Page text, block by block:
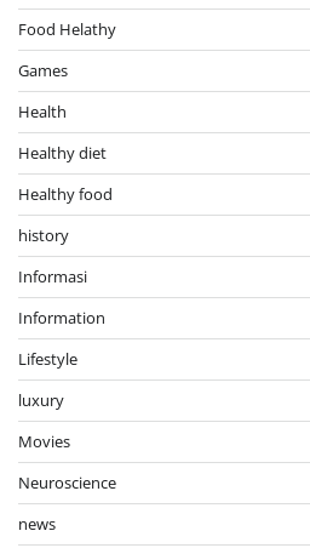
Food Helathy
Games
Health
Healthy diet
Healthy food
history
Informasi
Information
Lifestyle
luxury
Movies
Neuroscience
news